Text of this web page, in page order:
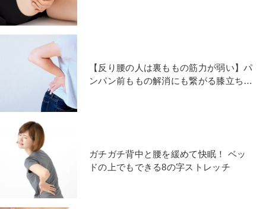
【反り腰の人は裏ももの筋力が弱い】パ
ンパン前ももの解消にも繋がる膝立ちエ
ガチガチ背中と腰を緩めて快眠！ ベッ
ドの上でもできる8の字ストレッチ